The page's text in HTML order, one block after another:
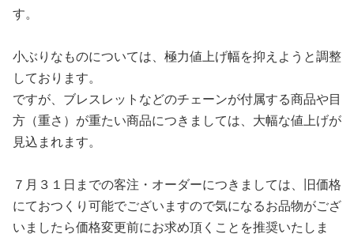
す。
小ぶりなものについては、極力値上げ幅を抑えようと調整
しております。
ですが、ブレスレットなどのチェーンが付属する商品や目
方（重さ）が重たい商品につきましては、大幅な値上げが
見込まれます。
７月３１日までの客注・オーダーにつきましては、旧価格
にておつくり可能でございますので気になるお品物がござ
いましたら価格変更前にお求め頂くことを推奨いたしま